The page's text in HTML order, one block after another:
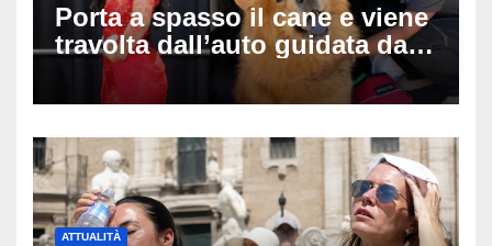
Porta a spasso il cane e viene
travolta dall’auto guidata da
due bambini di 4 e 6 anni: l’ex
miss Kiara Bowling lotta tra la
ATTUALITÀ